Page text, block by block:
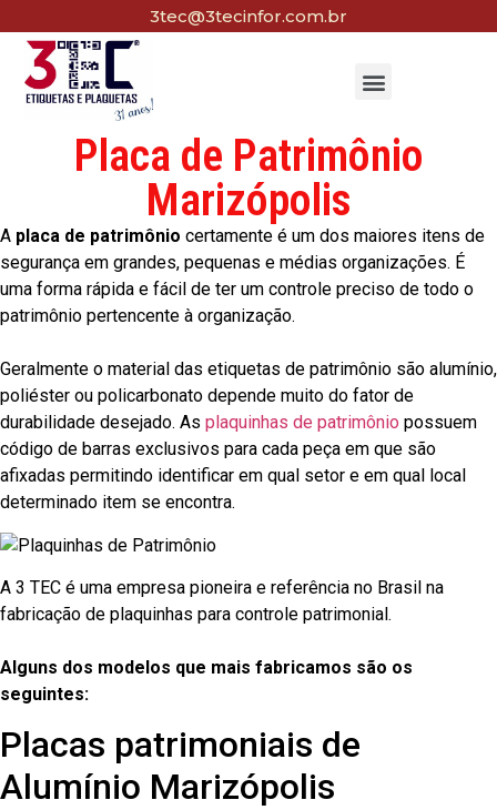
3tec@3tecinfor.com.br
Placa de Patrimônio
Marizópolis
A placa de patrimônio certamente é um dos maiores itens de
segurança em grandes, pequenas e médias organizações. É
uma forma rápida e fácil de ter um controle preciso de todo o
patrimônio pertencente à organização.
Geralmente o material das etiquetas de patrimônio são alumínio,
poliéster ou policarbonato depende muito do fator de
durabilidade desejado. As plaquinhas de patrimônio possuem
código de barras exclusivos para cada peça em que são
afixadas permitindo identificar em qual setor e em qual local
determinado item se encontra.
A 3 TEC é uma empresa pioneira e referência no Brasil na
fabricação de plaquinhas para controle patrimonial.
Alguns dos modelos que mais fabricamos são os
seguintes:
Placas patrimoniais de
Alumínio Marizópolis